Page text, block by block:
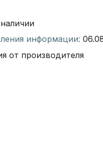
информации:
от производителя